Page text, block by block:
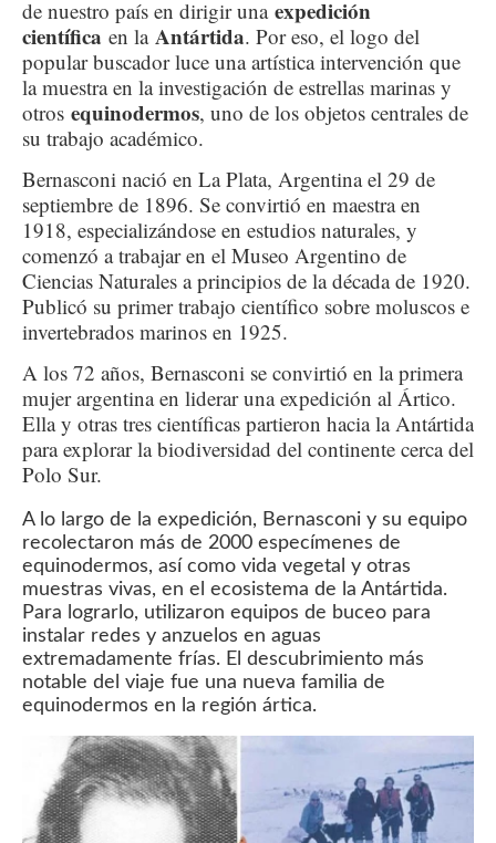
de nuestro país en dirigir unaexpedición
científica en la Antártida. Por eso, el logo del
popular buscador luce una artística intervención que
la muestra en la investigación de estrellas marinas y
otros equinodermos, uno de los objetos centrales de
su trabajo académico.
Bernasconi nació en La Plata, Argentina el 29 de
septiembre de 1896. Se convirtió en maestra en
1918, especializándose en estudios naturales, y
comenzó a trabajar en el Museo Argentino de
Ciencias Naturales a principios de la década de 1920.
Publicó su primer trabajo científico sobre moluscos e
invertebrados marinos en 1925.
A los 72 años, Bernasconi se convirtió en la primera
mujer argentina en liderar una expedición al Ártico.
Ella y otras tres científicas partieron hacia la Antártida
para explorar la biodiversidad del continente cerca del
Polo Sur.
A lo largo de la expedición, Bernasconi y su equipo
recolectaron más de 2000 especímenes de
equinodermos, así como vida vegetal y otras
muestras vivas, en el ecosistema de la Antártida.
Para lograrlo, utilizaron equipos de buceo para
instalar redes y anzuelos en aguas
extremadamente frías. El descubrimiento más
notable del viaje fue una nueva familia de
equinodermos en la región ártica.